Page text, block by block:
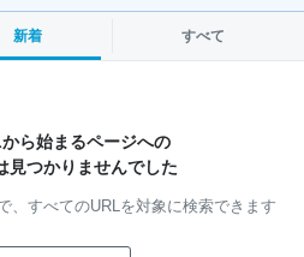
新着 すべて
ら始まるページへの
見つかりませんでした
、 すべてのURLを対象に検索できます